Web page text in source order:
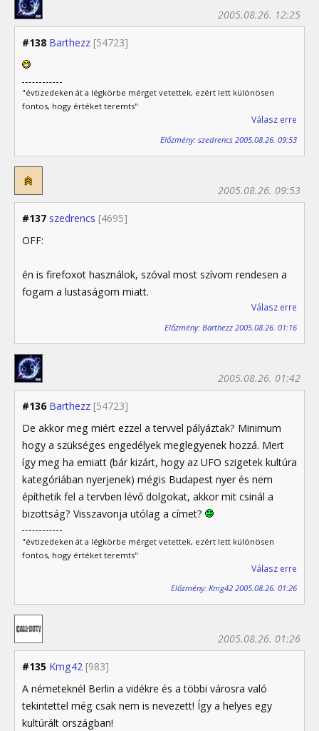
#138 Barthezz [54723]
2005.08.26. 12:25
"évtizedeken át a légkörbe mérget vetettek, ezért lett különösen
fontos, hogy értéket teremts"
Válasz erre
Előzmény: szedrencs 2005.08.26. 09:53
#137 szedrencs [4695]
2005.08.26. 09:53
OFF:
én is firefoxot használok, szóval most szívom rendesen a
fogam a lustaságom miatt.
Válasz erre
Előzmény: Barthezz 2005.08.26. 01:16
#136 Barthezz [54723]
2005.08.26. 01:42
De akkor meg miért ezzel a tervvel pályáztak? Minimum
hogy a szükséges engedélyek meglegyenek hozzá. Mert
így meg ha emiatt (bár kizárt, hogy az UFO szigetek kultúra
kategóriában nyerjenek) mégis Budapest nyer és nem
építhetik fel a tervben lévő dolgokat, akkor mit csinál a
bizottság? Visszavonja utólag a címet?
"évtizedeken át a légkörbe mérget vetettek, ezért lett különösen
fontos, hogy értéket teremts"
Válasz erre
Előzmény: Kmg42 2005.08.26. 01:26
#135 Kmg42 [983]
2005.08.26. 01:26
A németeknél Berlin a vidékre és a többi városra való
tekintettel még csak nem is nevezett! Így a helyes egy
kultúrált országban!